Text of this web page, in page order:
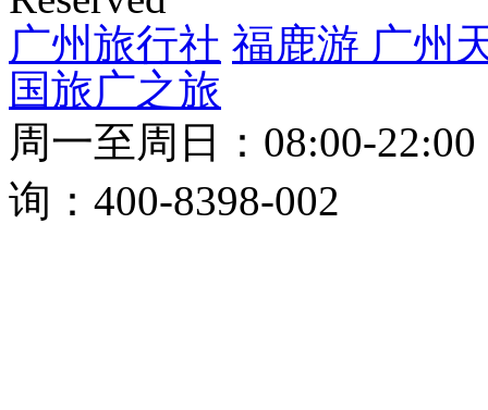
广州旅行社 福鹿游 广州
国旅广之旅
周一至周日：08:00-
询：400-8398-002